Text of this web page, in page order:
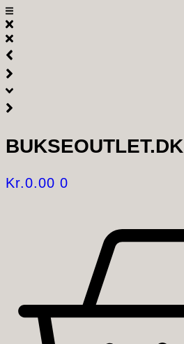
Videre
til
indhold
BUKSEOUTLET.DK
Kr.0.00 0